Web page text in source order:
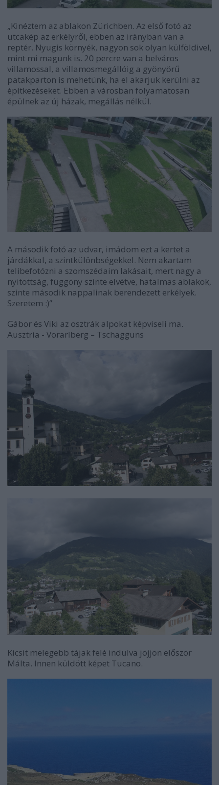
„Kinéztem az ablakon Zürichben. Az első fotó az
utcakép az erkélyről, ebben az irányban van a
reptér. Nyugis környék, nagyon sok olyan külföldivel,
mint mi magunk is. 20 percre van a belváros
villamossal, a villamosmegállóig a gyönyörű
patakparton is mehetünk, ha el akarjuk kerülni az
építkezéseket. Ebben a városban folyamatosan
épülnek az új házak, megállás nélkül.
A második fotó az udvar, imádom ezt a kertet a
járdákkal, a szintkülönbségekkel. Nem akartam
telibefotózni a szomszédaim lakásait, mert nagy a
nyitottság, függöny szinte elvétve, hatalmas ablakok,
szinte második nappalinak berendezett erkélyek.
Szeretem :)”
Gábor és Viki az osztrák alpokat képviseli ma.
Ausztria - Vorarlberg – Tschagguns
Kicsit melegebb tájak felé indulva jöjjön először
Málta. Innen küldött képet Tucano.